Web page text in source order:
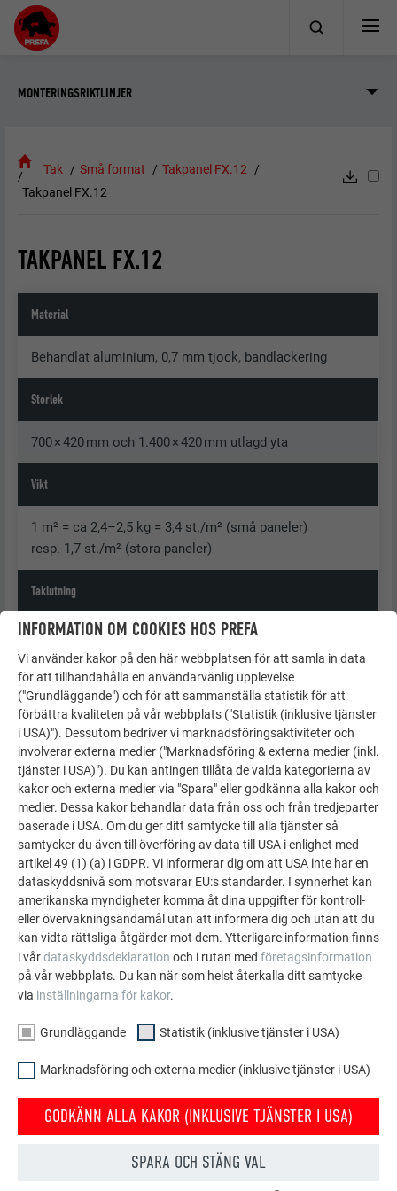
MONTERINGSRIKTLINJER
Tak Små format
Takpanel FX.12
Takpanel FX.12
TAKPANEL FX.12
Material
Behandlat aluminium, 0,7 mm tjock, bandlackering
Storlek
700 × 420 mm och 1.400 × 420 mm utlagd yta
Vikt
1 m² = ca 2,4–2,5 kg = 3,4 st./m² (små paneler)
resp. 1,7 st./m² (stora paneler)
Taklutning
Från 17° = ca 31 %
Underkonstruktion och tätskikt
Se kapitel ”Allmän information”
upp till 25° taklutning krävs ett bitumenbaserat tätskikt.
Standardinfästning
Direkt, med 3 (liten panel) resp. 5 (stor panel)
klammerspikar 2,8/25
INFORMATION OM COOKIES HOS PREFA
Vi använder kakor på den här webbplatsen för att samla in data
för att tillhandahålla en användarvänlig upplevelse
("Grundläggande") och för att sammanställa statistik för att
förbättra kvaliteten på vår webbplats ("Statistik (inklusive tjänster
i USA)"). Dessutom bedriver vi marknadsföringsaktiviteter och
involverar externa medier ("Marknadsföring & externa medier (inkl.
tjänster i USA)"). Du kan antingen tillåta de valda kategorierna av
kakor och externa medier via "Spara" eller godkänna alla kakor och
medier. Dessa kakor behandlar data från oss och från tredjeparter
baserade i USA. Om du ger ditt samtycke till alla tjänster så
samtycker du även till överföring av data till USA i enlighet med
artikel 49 (1) (a) i GDPR. Vi informerar dig om att USA inte har en
dataskyddsnivå som motsvarar EU:s standarder. I synnerhet kan
amerikanska myndigheter komma åt dina uppgifter för kontroll-
eller övervakningsändamål utan att informera dig och utan att du
kan vidta rättsliga åtgärder mot dem. Ytterligare information finns
i vårdataskyddsdeklaration och i rutan med företagsinformation
på vår webbplats. Du kan när som helst återkalla ditt samtycke
via inställningarna för kakor.
Grundläggande Statistik (inklusive tjänster i USA)
Marknadsföring och externa medier (inklusive tjänster i USA)
GODKÄNN ALLA KAKOR (INKLUSIVE TJÄNSTER I USA)
SPARA OCH STÄNG VAL